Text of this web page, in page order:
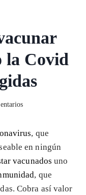
la Covid
, que
en ningún
vacunados uno
, que
Cobra así valor